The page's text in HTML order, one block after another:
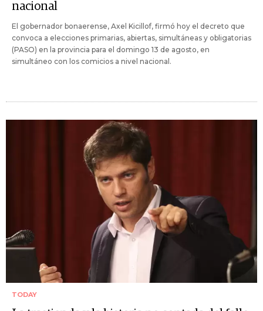
nacional
El gobernador bonaerense, Axel Kicillof, firmó hoy el decreto que
convoca a elecciones primarias, abiertas, simultáneas y obligatorias
(PASO) en la provincia para el domingo 13 de agosto, en
simultáneo con los comicios a nivel nacional.
TODAY